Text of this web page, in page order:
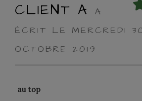
CLIENT A
A
ÉCRIT LE MERCREDI
OCTOBRE 2019
au top